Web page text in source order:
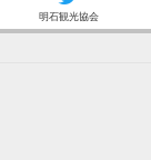
明石観光協会